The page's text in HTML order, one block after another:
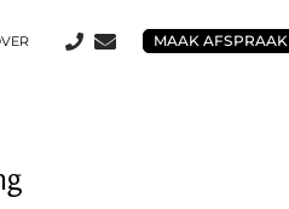
MAAK AFSPRAAK